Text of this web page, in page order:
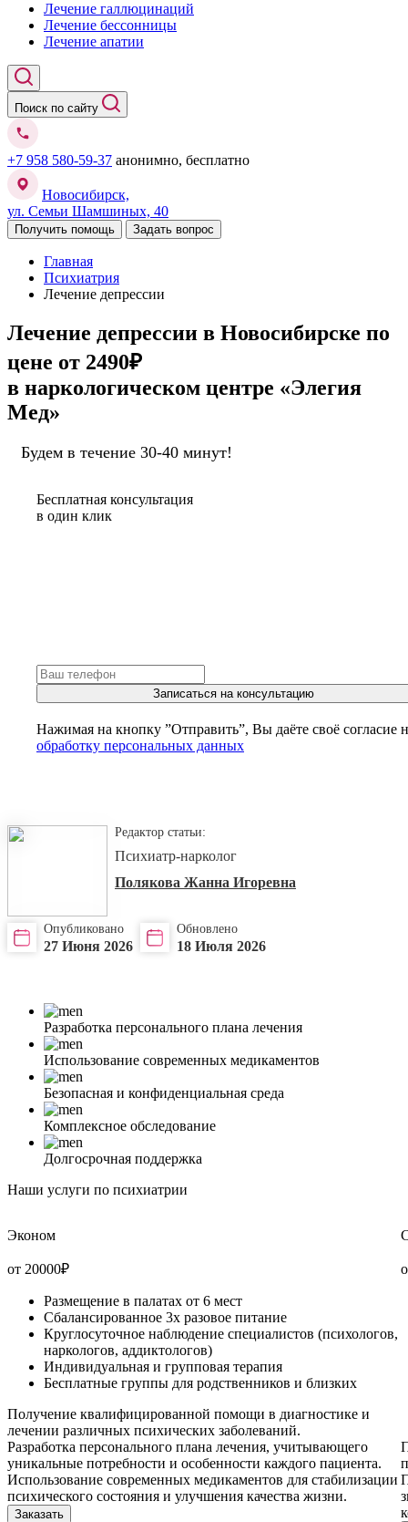
Лечение галлюцинаций
Лечение бессонницы
Лечение апатии
Поиск по сайту
+7 958 580-59-37 анонимно, бесплатно
Новосибирск,
ул. Семьи Шамшиных, 40
Получить помощь Задать вопрос
Главная
Психиатрия
Лечение депрессии
Лечение депрессии в Новосибирске по
цене от 2490₽
в наркологическом центре «Элегия
Мед»
Будем в течение 30-40 минут!
Бесплатная консультация
в один клик
Записаться на консультацию
Нажимая на кнопку ”Отправить”, Вы даёте своё согласие
обработку персональных данных
Редактор статьи:
Психиатр-нарколог
Полякова Жанна Игоревна
Опубликовано
27 Июня 2026
Обновлено
18 Июля 2026
Разработка персонального плана лечения
Использование современных медикаментов
Безопасная и конфиденциальная среда
Комплексное обследование
Долгосрочная поддержка
Наши услуги по психиатрии
Эконом
от 20000₽
Размещение в палатах от 6 мест
Сбалансированное 3х разовое питание
Круглосуточное наблюдение специалистов (психологов,
наркологов, аддиктологов)
Индивидуальная и групповая терапия
Бесплатные группы для родственников и близких
Получение квалифицированной помощи в диагностике и
лечении различных психических заболеваний.
Разработка персонального плана лечения, учитывающего
уникальные потребности и особенности каждого пациента.
Использование современных медикаментов для стабилизации
психического состояния и улучшения качества жизни.
Заказать